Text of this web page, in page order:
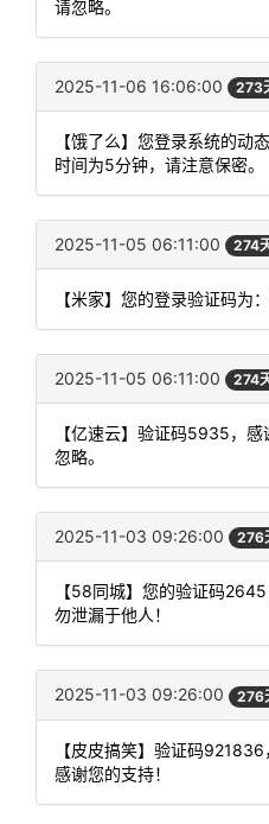
请忽略。
2025-11-06 16:06:00 273
【饿了么】您登录系统的
时间为5分钟，请注意保密。
2025-11-05 06:11:00 274
【米家】您的登录验证码为
2025-11-05 06:11:00 274
【亿速云】验证码5935，
忽略。
2025-11-03 09:26:00 276
【58同城】您的验证码
勿泄漏于他人！
2025-11-03 09:26:00 276
【皮皮搞笑】验证码
感谢您的支持！